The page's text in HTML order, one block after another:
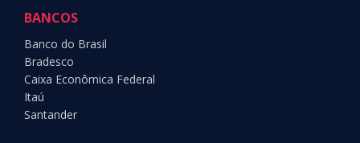
BANCOS
Banco do Brasil
Bradesco
Caixa Econômica Federal
Itaú
Santander